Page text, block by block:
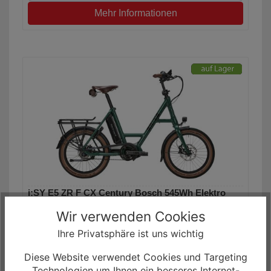
Mehr Informationen
i:SY E5 ZR F CX Century Bosch 545Wh Elektro
4.999,00 €
3.898,00 € *
0% Finanzierung möglich
ab 64,97 € / Monat
Wir verwenden Cookies
Ihre Privatsphäre ist uns wichtig
Diese Website verwendet Cookies und Targeting